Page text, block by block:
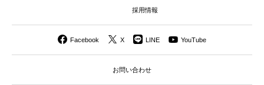
採用情報
Facebook X LINE YouTube
お問い合わせ